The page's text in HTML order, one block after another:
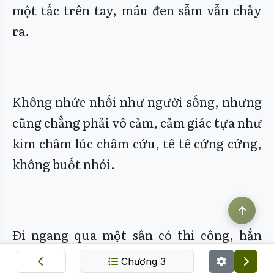
một tấc trên tay, máu đen sẫm vẫn chảy
ra.
Không nhức nhối như người sống, nhưng
cũng chẳng phải vô cảm, cảm giác tựa như
kim châm lúc châm cứu, tê tê cứng cứng,
không buốt nhói.
Đi ngang qua một sân có thi công, hắn
tiện tay ném mũi tên vào cối xay, đá tảng
Chương 3